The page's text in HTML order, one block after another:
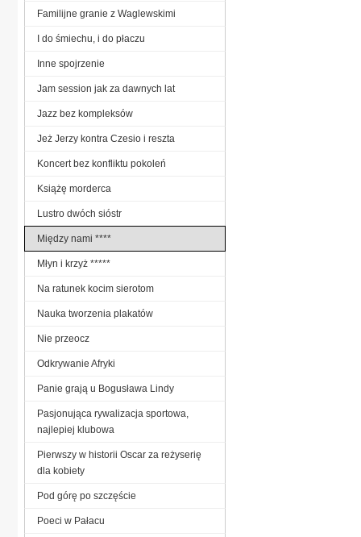
Familijne granie z Waglewskimi
I do śmiechu, i do płaczu
Inne spojrzenie
Jam session jak za dawnych lat
Jazz bez kompleksów
Jeż Jerzy kontra Czesio i reszta
Koncert bez konfliktu pokoleń
Książę morderca
Lustro dwóch sióstr
Między nami ****
Młyn i krzyż *****
Na ratunek kocim sierotom
Nauka tworzenia plakatów
Nie przeocz
Odkrywanie Afryki
Panie grają u Bogusława Lindy
Pasjonująca rywalizacja sportowa,
najlepiej klubowa
Pierwszy w historii Oscar za reżyserię
dla kobiety
Pod górę po szczęście
Poeci w Pałacu